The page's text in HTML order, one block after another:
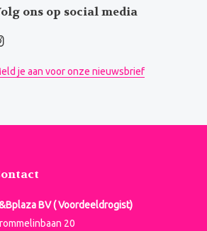
ons op social media
je aan voor onze nieuwsbrief
BV ( Voordeeldrogist)
20